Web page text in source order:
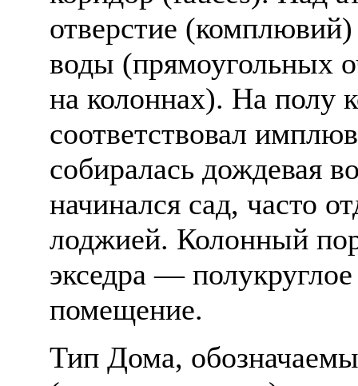
отверстие
воды (прямоугольных
на колоннах). На полу
соответствовал
собиралась дождевая
начинался сад, часто
лоджией. Колонный
экседра —
помещение.
Тип Дома,